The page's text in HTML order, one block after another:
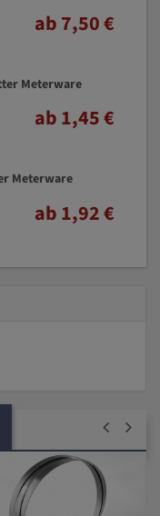
ab 7,50 €
Meterware
ab 1,45 €
Meterware
ab 1,92 €